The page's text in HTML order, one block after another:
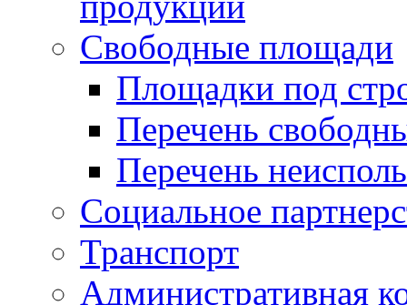
Свободные площади
Площадки под
Перечень
Перечень
Социальное
Транспорт
Административная